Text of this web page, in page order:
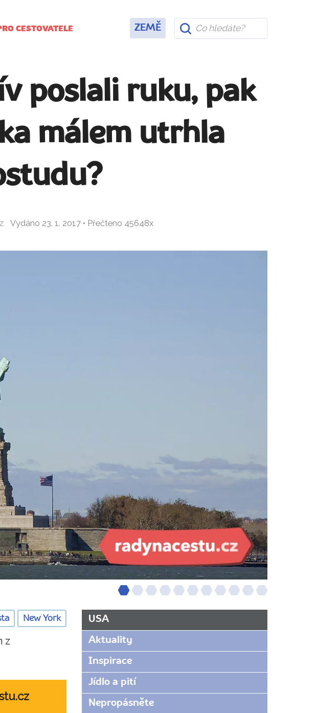
CESTOVATELE ZEMĚ
poslali ruku, pak
málem utrhla
Vydáno 23. 1. 2017 • Přečteno 45648x
New York
z
USA
Aktuality
Inspirace
Jídlo a pití
Nepropásněte